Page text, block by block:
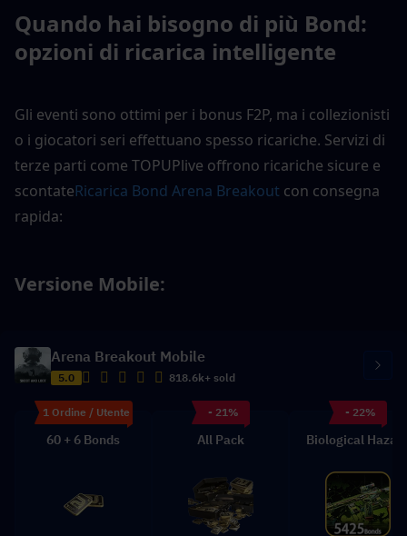
Quando hai bisogno di più Bond:
opzioni di ricarica intelligente
Gli eventi sono ottimi per i bonus F2P, ma i collezionisti
o i giocatori seri effettuano spesso ricariche. Servizi di
terze parti come TOPUPlive offrono ricariche sicure e
scontateRicarica Bond Arena Breakout con consegna
rapida:
Versione Mobile:
Arena Breakout Mobile
5.0 818.6k+ sold
1 Ordine / Utente
60 + 6 Bonds
- 21%
All Pack
- 22%
Biological